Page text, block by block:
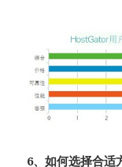
6、如何选择合适